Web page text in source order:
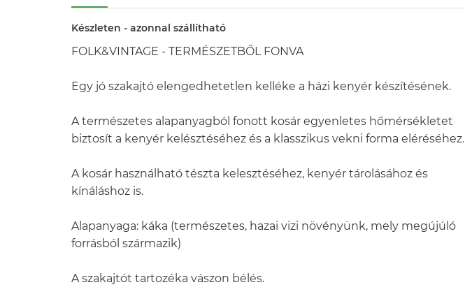
Készleten - azonnal szállítható
FOLK&VINTAGE - TERMÉSZETBŐL FONVA
Egy jó szakajtó elengedhetetlen kelléke a házi kenyér készítésének.
A természetes alapanyagból fonott kosár egyenletes hőmérsékletet
biztosít a kenyér kelésztéséhez és a klasszikus vekni forma eléréséhez.
A kosár használható tészta kelesztéséhez, kenyér tárolásához és
kínáláshoz is.
Alapanyaga: káka (természetes, hazai vizi növényünk, mely megújúló
forrásból származik)
A szakajtót tartozéka vászon bélés.